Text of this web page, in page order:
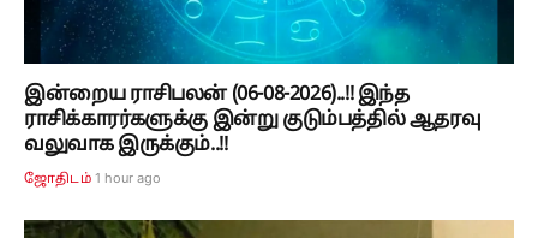
இன்றைய ராசிபலன் (06-08-2026)..!! இந்த
ராசிக்காரர்களுக்கு இன்று குடும்பத்தில் ஆதரவு
வலுவாக இருக்கும்..!!
ஜோதிடம் 1 hour ago